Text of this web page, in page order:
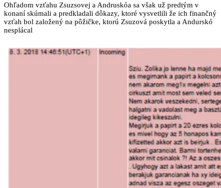
Ohľadom vzťahu Zsuzsovej a Andruskóa sa však už predtým v
konaní skúmali a predkladali dôkazy, ktoré vysvetlili že ich finančný
vzťah bol založený na pôžičke, ktorú Zsuzová poskytla a Andurskó
nesplácal